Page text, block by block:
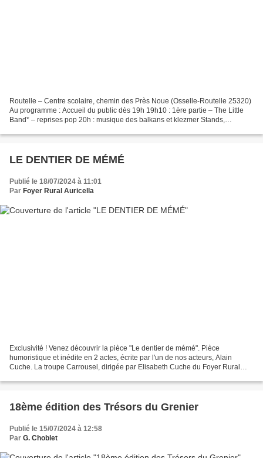
Routelle – Centre scolaire, chemin des Près Noue (Osselle-Routelle 25320)
Au programme : Accueil du public dès 19h 19h10 : 1ère partie – The Little
Band* – reprises pop 20h : musique des balkans et klezmer Stands,
LE DENTIER DE MÉMÉ
Publié le 18/07/2024 à 11:01
Par Foyer Rural Auricella
Exclusivité ! Venez découvrir la pièce "Le dentier de mémé". Pièce
humoristique et inédite en 2 actes, écrite par l'un de nos acteurs, Alain
Cuche. La troupe Carrousel, dirigée par Elisabeth Cuche du Foyer Rural
18ème édition des Trésors du Grenier
Publié le 15/07/2024 à 12:58
Par G. Choblet